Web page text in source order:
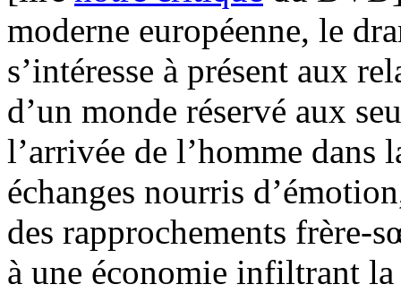
moderne européenne, le
s’intéresse à présent aux
d’un monde réservé aux
l’arrivée de l’homme
échanges nourris
des rapprochements frère-
à une économie infiltrant la